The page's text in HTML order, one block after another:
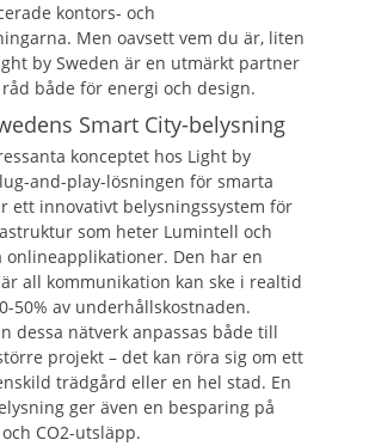
kontors- och
Men oavsett vem du är, liten
by Sweden är en utmärkt partner
både för energi och design.
Smart City-belysning
konceptet hos Light by
and-play-lösningen för smarta
ett innovativt belysningssystem för
som heter Lumintell och
onlineapplikationer. Den har en
all kommunikation kan ske i realtid
50% av underhållskostnaden.
dessa nätverk anpassas både till
projekt – det kan röra sig om ett
trädgård eller en hel stad. En
ger även en besparing på
CO2-utsläpp.